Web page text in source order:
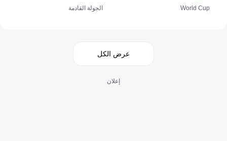
World Cup الجولة القادمة
عرض الكل
إعلان